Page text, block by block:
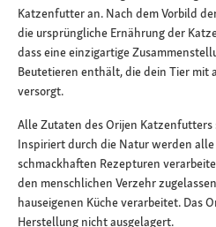
Katzenfutter an. Nach dem Vorbild
die ursprüngliche Ernährung der
dass eine einzigartige
Beutetieren enthält, die dein Tier
versorgt.
Alle Zutaten des Orijen Katzenfutters
Inspiriert durch die Natur werden
schmackhaften Rezepturen
den menschlichen Verzehr
hauseigenen Küche verarbeitet. Das
Herstellung nicht ausgelagert.